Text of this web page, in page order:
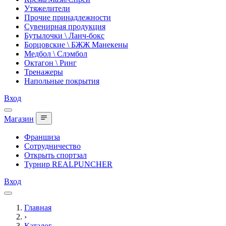
Утяжелители
Прочие принадлежности
Сувенирная продукция
Бутылочки \ Ланч-бокс
Борцовские \ БЖЖ Манекены
Медбол \ Слэмбол
Октагон \ Ринг
Тренажеры
Напольные покрытия
Вход
Магазин
Франшиза
Сотрудничество
Открыть спортзал
Турнир REALPUNCHER
Вход
Главная
›